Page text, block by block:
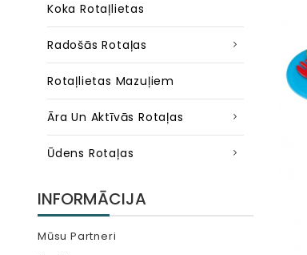
Koka Rotaļlietas
Radošās Rotaļas
Rotaļlietas Mazuļiem
Āra Un Aktīvās Rotaļas
Ūdens Rotaļas
INFORMĀCIJA
Mūsu Partneri